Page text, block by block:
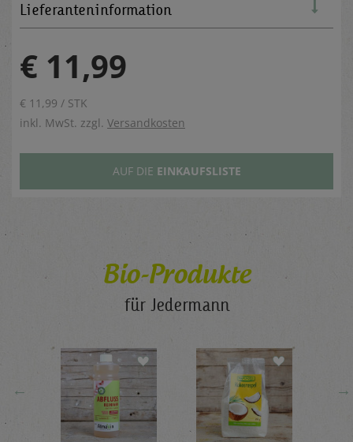
Lieferanteninformation
€ 11,99
€ 11,99 / STK
inkl. MwSt. zzgl. Versandkosten
AUF DIE EINKAUFSLISTE
Bio-Produkte
für Jedermann
← →